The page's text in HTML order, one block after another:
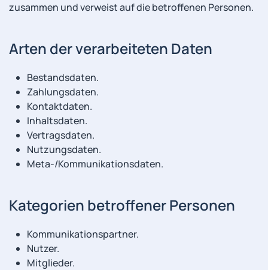
zusammen und verweist auf die betroffenen Personen.
Arten der verarbeiteten Daten
Bestandsdaten.
Zahlungsdaten.
Kontaktdaten.
Inhaltsdaten.
Vertragsdaten.
Nutzungsdaten.
Meta-/Kommunikationsdaten.
Kategorien betroffener Personen
Kommunikationspartner.
Nutzer.
Mitglieder.